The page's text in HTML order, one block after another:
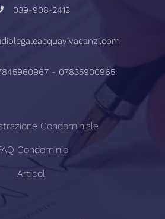
039-908-2413
- 07835900965
Condominiale
Condominio
Articoli